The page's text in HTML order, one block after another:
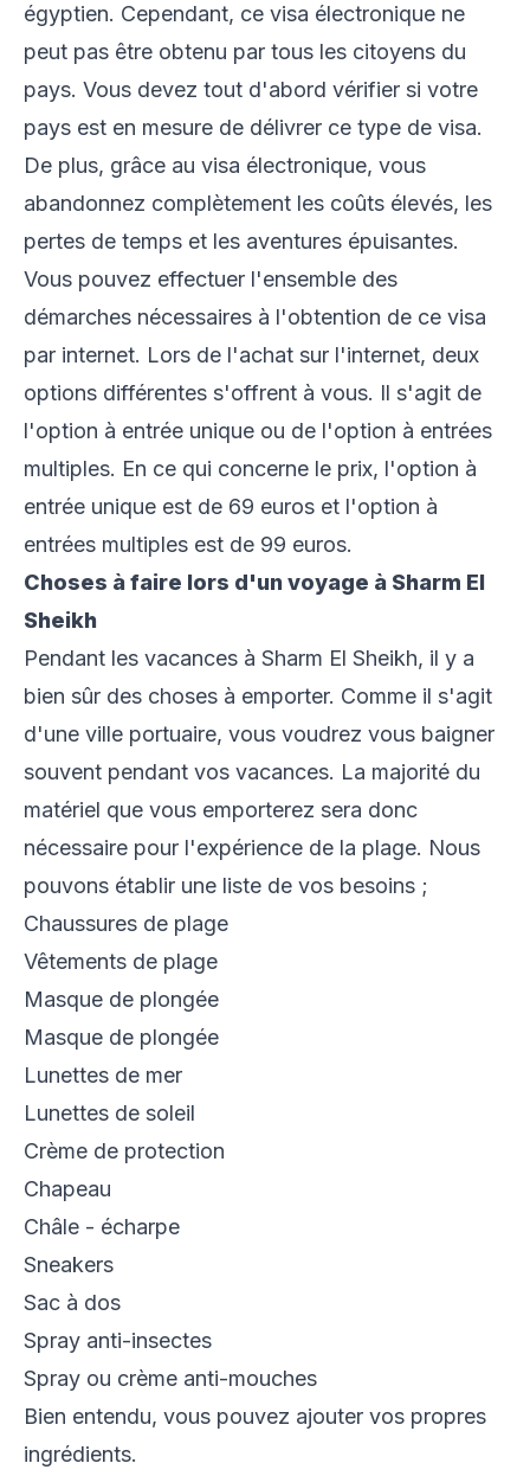
égyptien. Cependant, ce visa électronique ne
peut pas être obtenu par tous les citoyens du
pays. Vous devez tout d'abord vérifier si votre
pays est en mesure de délivrer ce type de visa.
De plus, grâce au visa électronique, vous
abandonnez complètement les coûts élevés, les
pertes de temps et les aventures épuisantes.
Vous pouvez effectuer l'ensemble des
démarches nécessaires à l'obtention de ce visa
par internet. Lors de l'achat sur l'internet, deux
options différentes s'offrent à vous. Il s'agit de
l'option à entrée unique ou de l'option à entrées
multiples. En ce qui concerne le prix, l'option à
entrée unique est de 69 euros et l'option à
entrées multiples est de 99 euros.
Choses à faire lors d'un voyage à Sharm El
Sheikh
Pendant les vacances à Sharm El Sheikh, il y a
bien sûr des choses à emporter. Comme il s'agit
d'une ville portuaire, vous voudrez vous baigner
souvent pendant vos vacances. La majorité du
matériel que vous emporterez sera donc
nécessaire pour l'expérience de la plage. Nous
pouvons établir une liste de vos besoins ;
Chaussures de plage
Vêtements de plage
Masque de plongée
Masque de plongée
Lunettes de mer
Lunettes de soleil
Crème de protection
Chapeau
Châle - écharpe
Sneakers
Sac à dos
Spray anti-insectes
Spray ou crème anti-mouches
Bien entendu, vous pouvez ajouter vos propres
ingrédients.